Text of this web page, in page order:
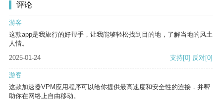
评论
游客
这款app是我旅行的好帮手，让我能够轻松找到目的地，了解当地的风土
人情。
2025-01-24
支持[0] 反对[0]
游客
这款加速器VPM应用程序可以给你提供最高速度和安全性的连接，并帮
助你在网络上自由移动。